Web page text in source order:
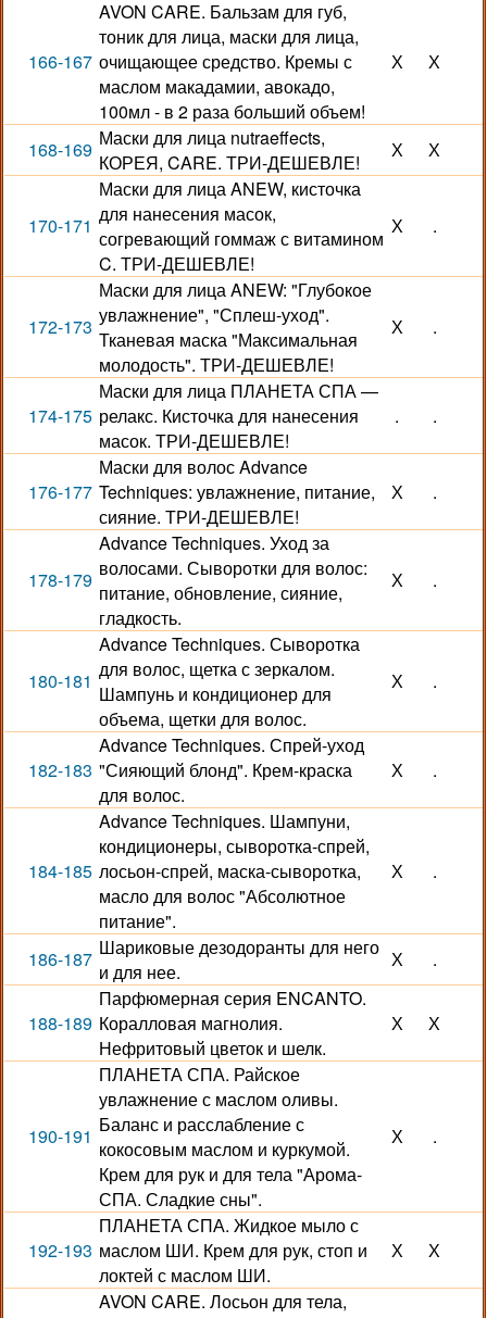
166-167
AVON CARE. Бальзам для губ,
тоник для лица, маски для лица,
очищающее средство. Кремы с
маслом макадамии, авокадо,
100мл - в 2 раза больший объем!
Х Х
168-169 Маски для лица nutraeffects,
КОРЕЯ, CARE. ТРИ-ДЕШЕВЛЕ!
Х Х
170-171
Маски для лица ANEW, кисточка
для нанесения масок,
согревающий гоммаж с витамином
C. ТРИ-ДЕШЕВЛЕ!
Х .
172-173
Маски для лица ANEW: "Глубокое
увлажнение", "Сплеш-уход".
Тканевая маска "Максимальная
молодость". ТРИ-ДЕШЕВЛЕ!
Х .
174-175
Маски для лица ПЛАНЕТА СПА —
релакс. Кисточка для нанесения
масок. ТРИ-ДЕШЕВЛЕ!
. .
176-177
Маски для волос Advance
Techniques: увлажнение, питание,
сияние. ТРИ-ДЕШЕВЛЕ!
Х .
178-179
Advance Techniques. Уход за
волосами. Сыворотки для волос:
питание, обновление, сияние,
гладкость.
Х .
180-181
Advance Techniques. Сыворотка
для волос, щетка с зеркалом.
Шампунь и кондиционер для
объема, щетки для волос.
Х .
182-183
Advance Techniques. Спрей-уход
"Сияющий блонд". Крем-краска
для волос.
Х .
184-185
Advance Techniques. Шампуни,
кондиционеры, сыворотка-спрей,
лосьон-спрей, маска-сыворотка,
масло для волос "Абсолютное
питание".
Х .
186-187 Шариковые дезодоранты для него
и для нее.
Х .
188-189
Парфюмерная серия ENCANTO.
Коралловая магнолия.
Нефритовый цветок и шелк.
Х Х
190-191
ПЛАНЕТА СПА. Райское
увлажнение с маслом оливы.
Баланс и расслабление с
кокосовым маслом и куркумой.
Крем для рук и для тела "Арома-
СПА. Сладкие сны".
Х .
192-193
ПЛАНЕТА СПА. Жидкое мыло с
маслом ШИ. Крем для рук, стоп и
локтей с маслом ШИ.
Х Х
AVON CARE. Лосьон для тела,